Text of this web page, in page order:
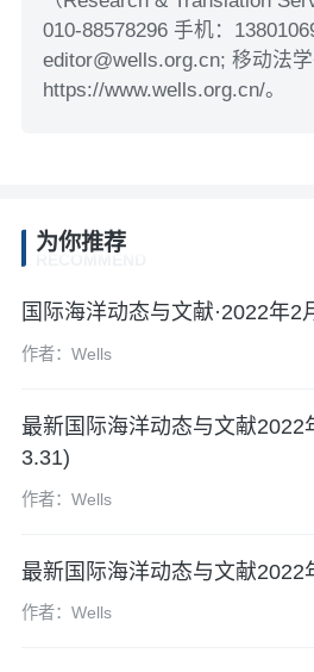
010-88578296 手机：
editor@wells.org.cn; 移动法学
https://www.wells.org.cn/。
为你推荐
国际海洋动态与文献·2022年2
作者：Wells
最新国际海洋动态与文献2022
3.31)
作者：Wells
最新国际海洋动态与文献2022
作者：Wells